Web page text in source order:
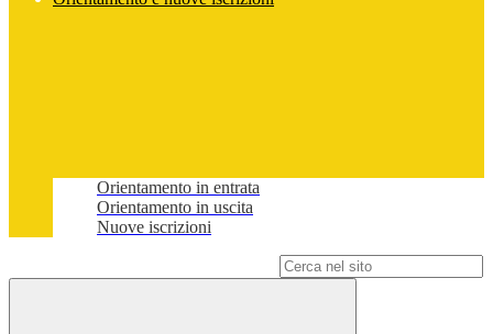
Orientamento in entrata
Orientamento in uscita
Nuove iscrizioni